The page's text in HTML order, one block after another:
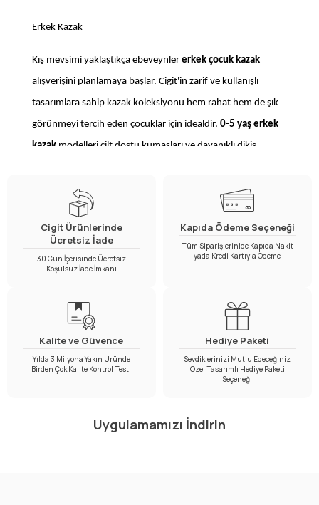
Erkek Kazak
Kış mevsimi yaklaştıkça ebeveynler erkek çocuk kazak
alışverişini planlamaya başlar. Cigit'in zarif ve kullanışlı
tasarımlara sahip kazak koleksiyonu hem rahat hem de şık
görünmeyi tercih eden çocuklar için idealdir. 0-5 yaş erkek
kazakmodelleri cilt dostu kumaşları ve dayanıklı dikiş
soğuktan korurken aynı zamanda stil sahibi olmalarını
sağlayan tasarımlar sunar.
Erkek Çocuk Kazak Modelleri
Cigit, her yaş grubuna uygun farklı tasarımlar sunarak
kazak modelleri
gibi yaş
grubuna göre tasarlanan ürünler konforlu kalıpları
sayesinde çocukların günlük hareketlerini kısıtlamaz.
dokuları sayesinde tahrişe neden olmaz. Çocukların hassas
Cigit Ürünlerinde
Ücretsiz İade
30 Gün İçerisinde Ücretsiz
Koşulsuz İade İmkanı
Kapıda Ödeme Seçeneği
Tüm Siparişlerinide Kapıda Nakit
yada Kredi Kartıyla Ödeme
Kalite ve Güvence
Yılda 3 Milyona Yakın Üründe
Birden Çok Kalite Kontrol Testi
Hediye Paketi
Sevdiklerinizi Mutlu Edeceğiniz
Özel Tasarımlı Hediye Paketi
Seçeneği
Uygulamamızı İndirin